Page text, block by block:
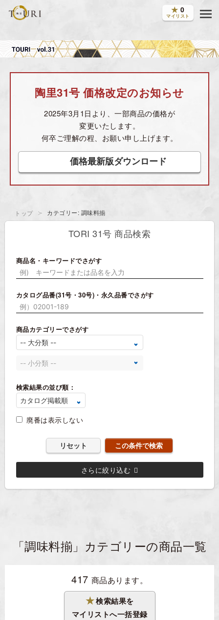
★ 0
マイリスト
陶里31号 価格改定のお知らせ
2025年3月1日より、一部商品の価格が
変更いたします。
何卒ご理解の程、お願い申し上げます。
価格最新版ダウンロード
トップ カテゴリー: 調味料揃
TORI 31号 商品検索
商品名・キーワードでさがす
カタログ品番(31号・30号)・永久品番でさがす
商品カテゴリーでさがす
検索結果の並び順：
廃番は表示しない
リセット
さらに絞り込む
「調味料揃」カテゴリーの商品一覧
417 商品あります。
★検索結果を
マイリストへ一括登録